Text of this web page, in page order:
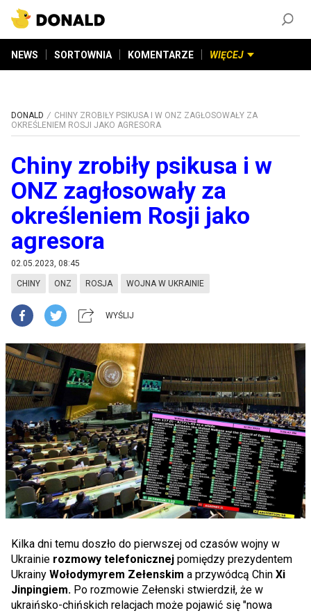
NEWS SORTOWNIA KOMENTARZE WIĘCEJ
DONALD
CHINY ZROBIŁY PSIKUSA I W ONZ ZAGŁOSOWAŁY ZA
OKREŚLENIEM ROSJI JAKO AGRESORA
Chiny zrobiły psikusa i w
ONZ zagłosowały za
określeniem Rosji jako
agresora
02.05.2023, 08:45
CHINY ONZ ROSJA WOJNA W UKRAINIE
WYŚLIJ
Kilka dni temu doszło do pierwszej od czasów wojny w
Ukrainie rozmowy telefonicznej pomiędzy prezydentem
Ukrainy Wołodymyrem Zełenskim a przywódcą Chin Xi
Jinpingiem. Po rozmowie Zełenski stwierdził, że w
ukraińsko-chińskich relacjach może pojawić się "nowa